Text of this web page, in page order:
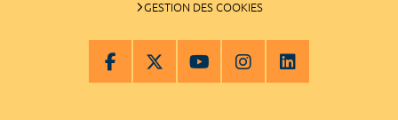
GESTION DES COOKIES